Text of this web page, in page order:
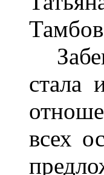
стала
всех